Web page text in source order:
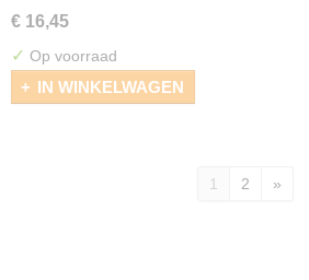
€ 16,45
✓ Op voorraad
IN WINKELWAGEN
1 2 »